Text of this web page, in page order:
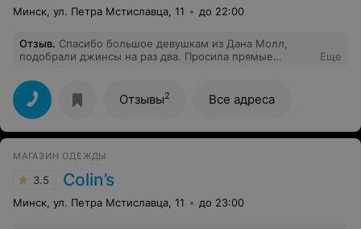
Минск, ул. Петра Мстиславца, 11 до 22:00
Отзыв. Спасибо большое девушкам из Дана Молл,
подобрали джинсы на раз два. Просила прямые
их снимать! Отличные консультанты, в следующий раз
только к вам)! И очень большой выбор моделей и
расцветки, цена кстати очень порадовала! Всегда
любила эту марку, джинсы очень хорошего качества!
Молодцы, что открыли новые магазины. LTB!
Еще
Отзывы2 Все адреса
МАГАЗИН ОДЕЖДЫ
3.5 Colin’s
Минск, ул. Петра Мстиславца, 11 до 23:00